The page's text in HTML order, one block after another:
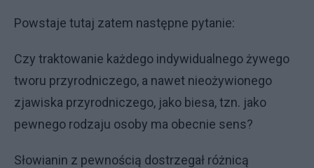
Powstaje tutaj zatem następne pytanie:
Czy traktowanie każdego indywidualnego żywego
tworu przyrodniczego, a nawet nieożywionego
zjawiska przyrodniczego, jako biesa, tzn. jako
pewnego rodzaju osoby ma obecnie sens?
Słowianin z pewnością dostrzegał różnicą